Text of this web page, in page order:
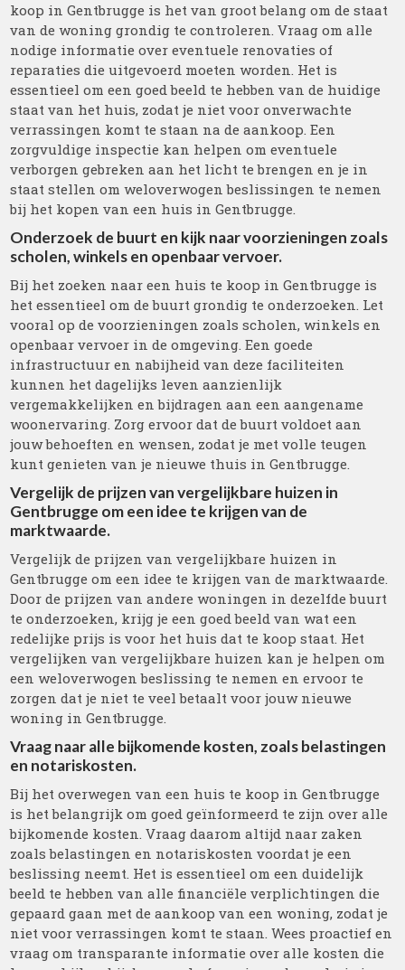
koop in Gentbrugge is het van groot belang om de staat
van de woning grondig te controleren. Vraag om alle
nodige informatie over eventuele renovaties of
reparaties die uitgevoerd moeten worden. Het is
essentieel om een goed beeld te hebben van de huidige
staat van het huis, zodat je niet voor onverwachte
verrassingen komt te staan na de aankoop. Een
zorgvuldige inspectie kan helpen om eventuele
verborgen gebreken aan het licht te brengen en je in
staat stellen om weloverwogen beslissingen te nemen
bij het kopen van een huis in Gentbrugge.
Onderzoek de buurt en kijk naar voorzieningen zoals
scholen, winkels en openbaar vervoer.
Bij het zoeken naar een huis te koop in Gentbrugge is
het essentieel om de buurt grondig te onderzoeken. Let
vooral op de voorzieningen zoals scholen, winkels en
openbaar vervoer in de omgeving. Een goede
infrastructuur en nabijheid van deze faciliteiten
kunnen het dagelijks leven aanzienlijk
vergemakkelijken en bijdragen aan een aangename
woonervaring. Zorg ervoor dat de buurt voldoet aan
jouw behoeften en wensen, zodat je met volle teugen
kunt genieten van je nieuwe thuis in Gentbrugge.
Vergelijk de prijzen van vergelijkbare huizen in
Gentbrugge om een idee te krijgen van de
marktwaarde.
Vergelijk de prijzen van vergelijkbare huizen in
Gentbrugge om een idee te krijgen van de marktwaarde.
Door de prijzen van andere woningen in dezelfde buurt
te onderzoeken, krijg je een goed beeld van wat een
redelijke prijs is voor het huis dat te koop staat. Het
vergelijken van vergelijkbare huizen kan je helpen om
een weloverwogen beslissing te nemen en ervoor te
zorgen dat je niet te veel betaalt voor jouw nieuwe
woning in Gentbrugge.
Vraag naar alle bijkomende kosten, zoals belastingen
en notariskosten.
Bij het overwegen van een huis te koop in Gentbrugge
is het belangrijk om goed geïnformeerd te zijn over alle
bijkomende kosten. Vraag daarom altijd naar zaken
zoals belastingen en notariskosten voordat je een
beslissing neemt. Het is essentieel om een duidelijk
beeld te hebben van alle financiële verplichtingen die
gepaard gaan met de aankoop van een woning, zodat je
niet voor verrassingen komt te staan. Wees proactief en
vraag om transparante informatie over alle kosten die